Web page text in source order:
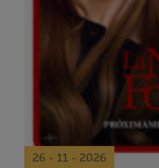
26 - 11 - 2026